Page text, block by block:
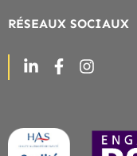
RÉSEAUX SOCIAUX